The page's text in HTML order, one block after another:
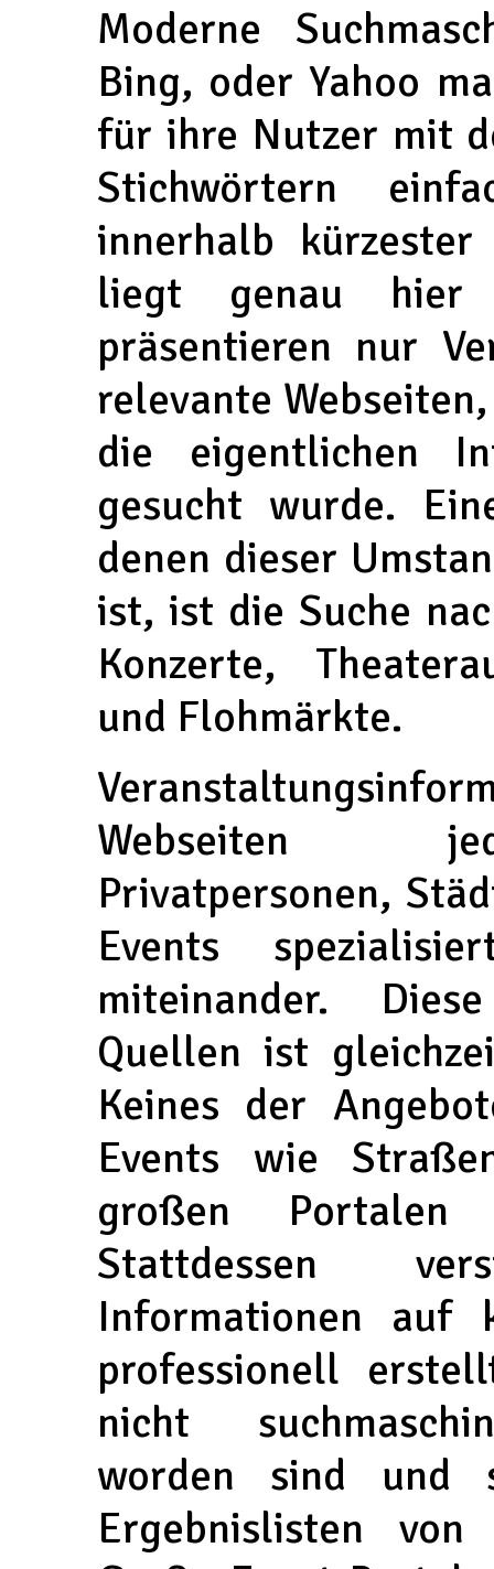
Moderne
Bing, oder Yahoo
für ihre Nutzer mit
Stichwörtern
innerhalb
liegt genau hier
präsentieren nur
relevante
die eigentlichen
gesucht wurde.
denen dieser
ist, ist die Suche
Konzerte,
und Flohmärkte.
Webseiten
Privatpersonen,
Events
miteinander.
Quellen ist
Keines der
Events wie
großen
Stattdessen
Informationen auf
professionell
nicht
worden sind
Ergebnislisten von